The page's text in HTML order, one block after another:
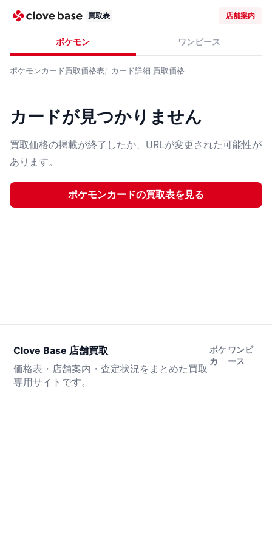
買取表 店舗案内
ポケモン ワンピース
ポケモンカード買取価格表 カード詳細 買取価格
カードが見つかりません
買取価格の掲載が終了したか、URLが変更された可能性が
あります。
ポケモンカードの買取表を見る
Clove Base 店舗買取
価格表・店舗案内・査定状況をまとめた買取
専用サイトです。
ポケ
カ
ワンピ
ース